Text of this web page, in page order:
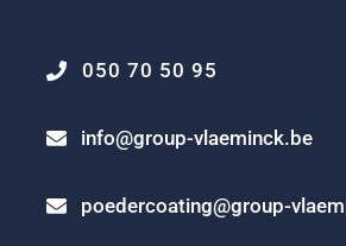
050 70 50 95
info@group-vlaeminck.be
poedercoating@group-